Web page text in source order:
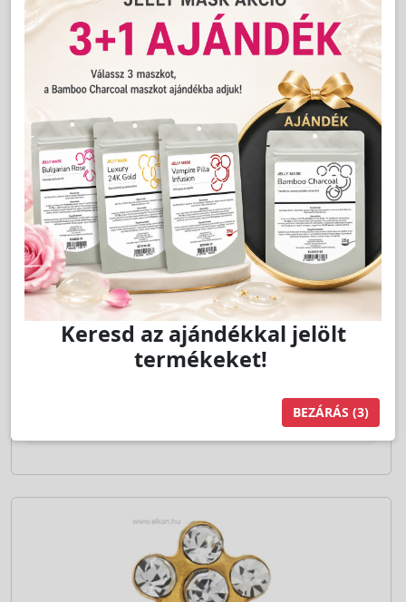
Cikkszám:S6049
5mm Margaréta Április Kristály & Szeptember
Zafír, Aranyozott Fülbevaló - STUDEX
A szakmai árhoz jelentkezzen be!
LAKOSSÁGI ÁR (BRUTTÓ)
12 300 Ft
Jutalom:246 pont
Kedvencnek jelöl
Kosárba
Keresd az ajándékkal jelölt
termékeket!
BEZÁRÁS (2)